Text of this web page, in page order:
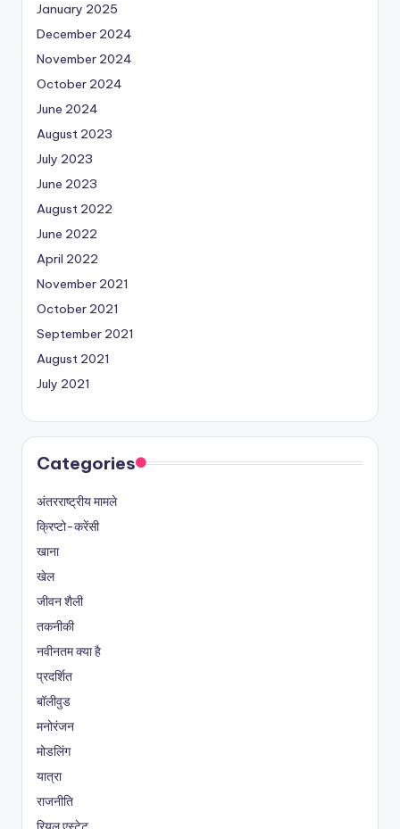
January 2025
December 2024
November 2024
October 2024
June 2024
August 2023
July 2023
June 2023
August 2022
June 2022
April 2022
November 2021
October 2021
September 2021
August 2021
July 2021
Categories
अंतरराष्ट्रीय मामले
क्रिप्टो-करेंसी
खाना
खेल
जीवन शैली
तकनीकी
नवीनतम क्या है
प्रदर्शित
बॉलीवुड
मनोरंजन
मोडलिंग
यात्रा
राजनीति